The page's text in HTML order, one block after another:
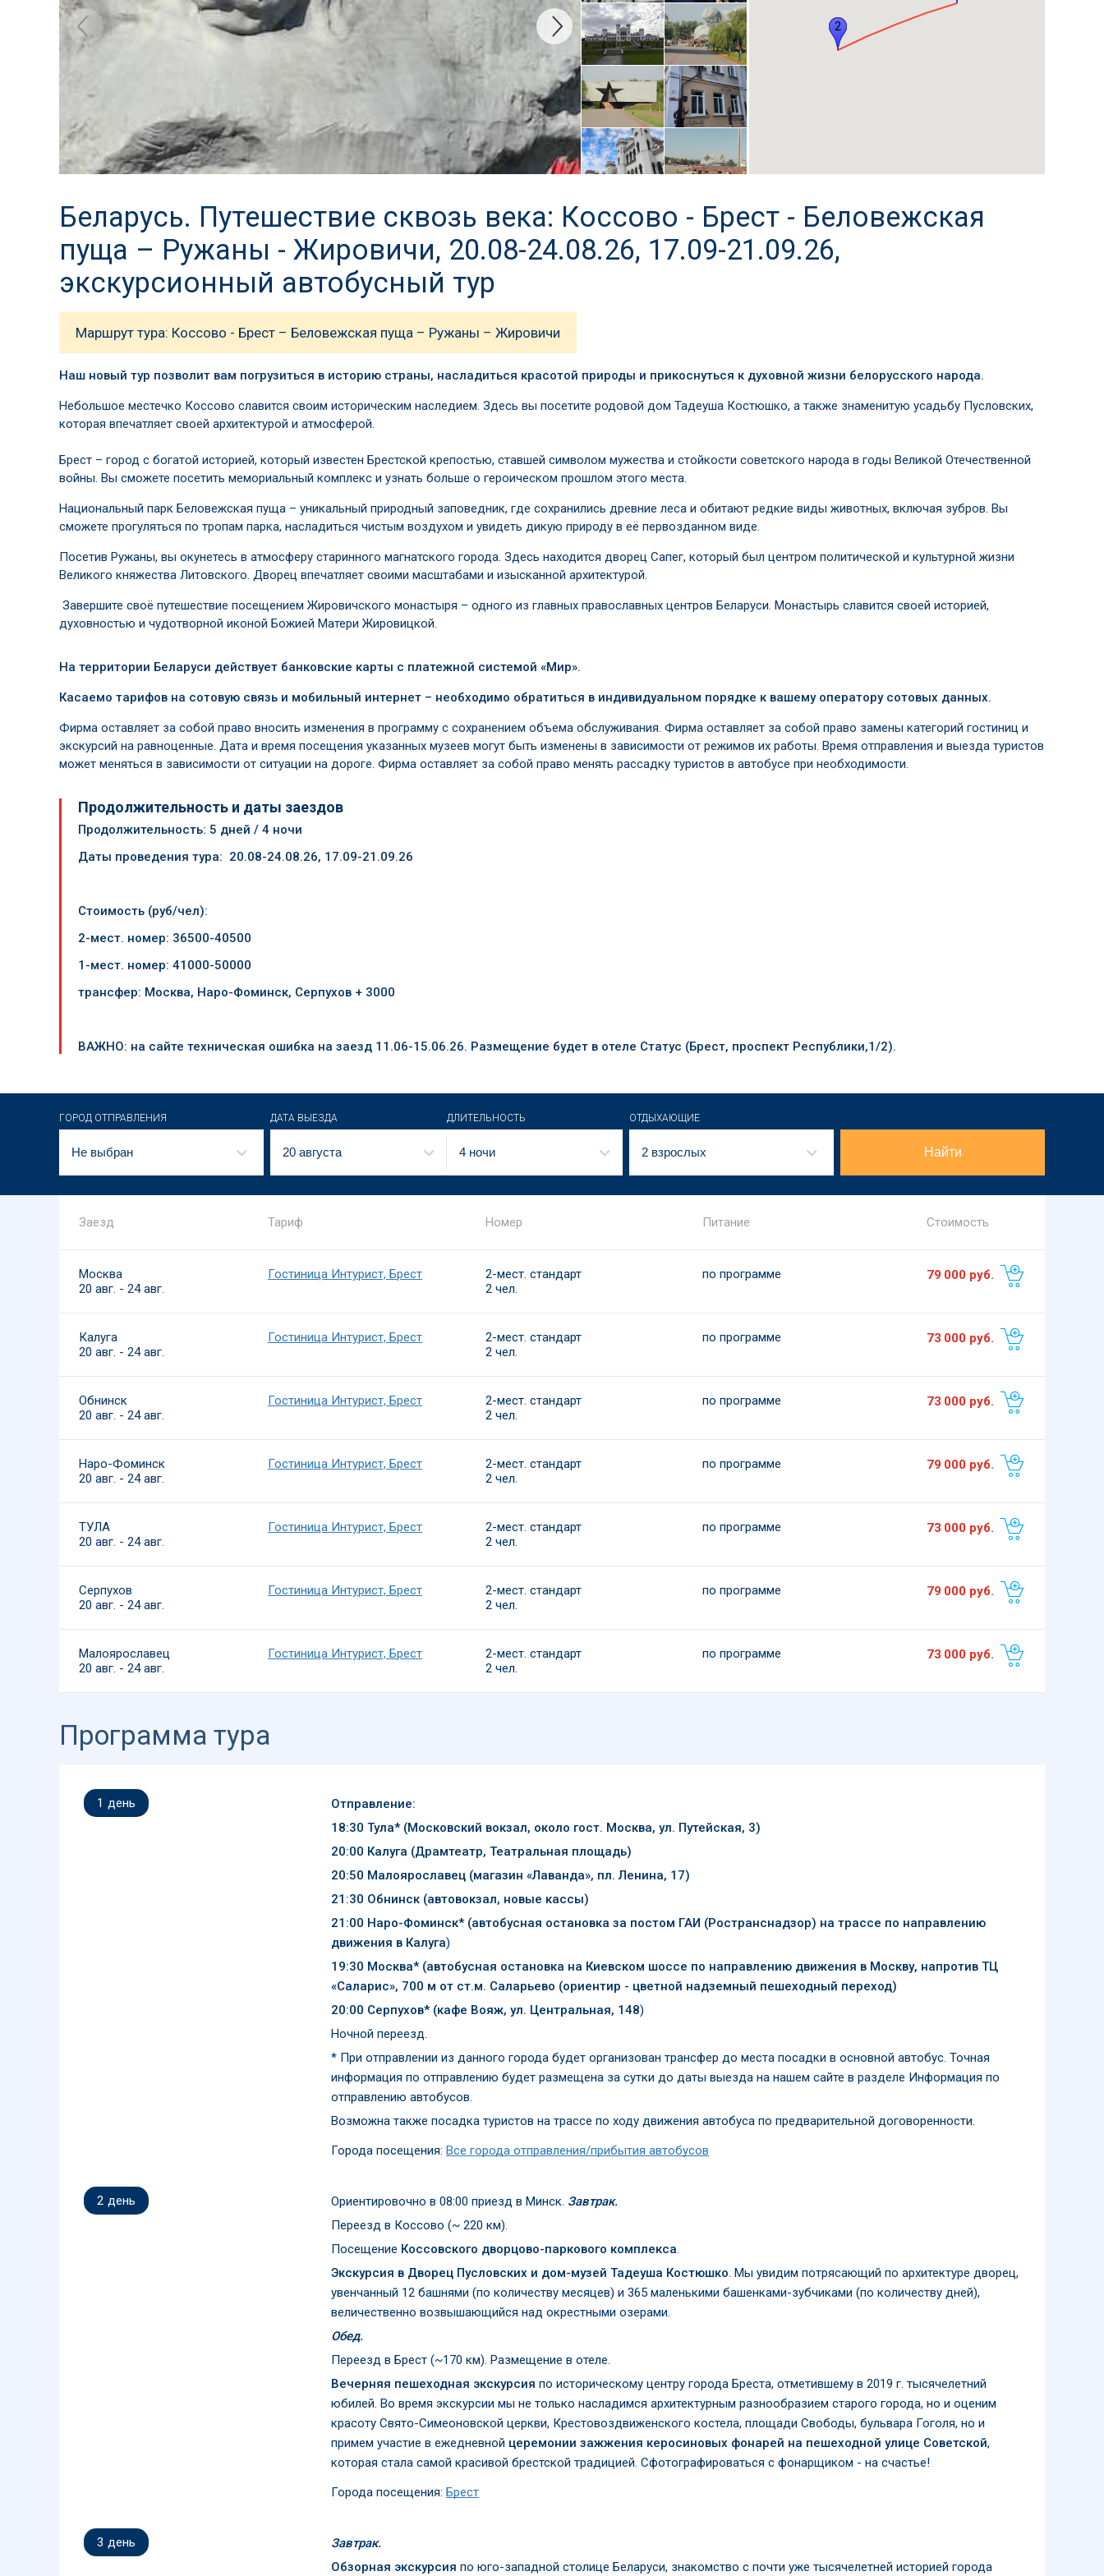
2
3
4
Беларусь. Путешествие сквозь века: Коссово - Брест - Беловежская
пуща – Ружаны - Жировичи, 20.08-24.08.26, 17.09-21.09.26,
экскурсионный автобусный тур
Маршрут тура: Коссово - Брест – Беловежская пуща – Ружаны – Жировичи
Наш новый тур позволит вам погрузиться в историю страны, насладиться красотой природы и прикоснуться к духовной жизни белорусского народа.
Небольшое местечко Коссово славится своим историческим наследием. Здесь вы посетите родовой дом Тадеуша Костюшко, а также знаменитую усадьбу Пусловских,
которая впечатляет своей архитектурой и атмосферой.
Брест – город с богатой историей, который известен Брестской крепостью, ставшей символом мужества и стойкости советского народа в годы Великой Отечественной
войны. Вы сможете посетить мемориальный комплекс и узнать больше о героическом прошлом этого места.
Национальный парк Беловежская пуща – уникальный природный заповедник, где сохранились древние леса и обитают редкие виды животных, включая зубров. Вы
сможете прогуляться по тропам парка, насладиться чистым воздухом и увидеть дикую природу в её первозданном виде.
Посетив Ружаны, вы окунетесь в атмосферу старинного магнатского города. Здесь находится дворец Сапег, который был центром политической и культурной жизни
Великого княжества Литовского. Дворец впечатляет своими масштабами и изысканной архитектурой.
Завершите своё путешествие посещением Жировичского монастыря – одного из главных православных центров Беларуси. Монастырь славится своей историей,
духовностью и чудотворной иконой Божией Матери Жировицкой.
На территории Беларуси действует банковские карты с платежной системой «Мир».
Касаемо тарифов на сотовую связь и мобильный интернет – необходимо обратиться в индивидуальном порядке к вашему оператору сотовых данных.
Фирма оставляет за собой право вносить изменения в программу с сохранением объема обслуживания. Фирма оставляет за собой право замены категорий гостиниц и
экскурсий на равноценные. Дата и время посещения указанных музеев могут быть изменены в зависимости от режимов их работы. Время отправления и выезда туристов
может меняться в зависимости от ситуации на дороге. Фирма оставляет за собой право менять рассадку туристов в автобусе при необходимости.
Продолжительность и даты заездов
Продолжительность: 5 дней / 4 ночи
Даты проведения тура: 20.08-24.08.26, 17.09-21.09.26
Стоимость (руб/чел):
2-мест. номер: 36500-40500
1-мест. номер: 41000-50000
трансфер: Москва, Наро-Фоминск, Серпухов + 3000
ВАЖНО: на сайте техническая ошибка на заезд 11.06-15.06.26. Размещение будет в отеле Статус (Брест, проспект Республики,1/2).
ГОРОД ОТПРАВЛЕНИЯ
Не выбран
ДАТА ВЫЕЗДА
20 августа
ДЛИТЕЛЬНОСТЬ
4 ночи
ОТДЫХАЮЩИЕ
2 взрослых Найти
Заезд Тариф Номер Питание Стоимость
Москва
20 авг. - 24 авг.
Гостиница Интурист, Брест
2-мест. стандарт
2 чел.
по программе 79 000 руб.
Калуга
20 авг. - 24 авг.
Гостиница Интурист, Брест
2-мест. стандарт
2 чел.
по программе 73 000 руб.
Обнинск
20 авг. - 24 авг.
Гостиница Интурист, Брест
2-мест. стандарт
2 чел.
по программе 73 000 руб.
Наро-Фоминск
20 авг. - 24 авг.
Гостиница Интурист, Брест
2-мест. стандарт
2 чел.
по программе 79 000 руб.
ТУЛА
20 авг. - 24 авг.
Гостиница Интурист, Брест
2-мест. стандарт
2 чел.
по программе 73 000 руб.
Серпухов
20 авг. - 24 авг.
Гостиница Интурист, Брест
2-мест. стандарт
2 чел.
по программе 79 000 руб.
Малоярославец
20 авг. - 24 авг.
Гостиница Интурист, Брест
2-мест. стандарт
2 чел.
по программе 73 000 руб.
Программа тура
1 день
Отправление:
18:30 Тула* (Московский вокзал, около гост. Москва, ул. Путейская, 3)
20:00 Калуга (Драмтеатр, Театральная площадь)
20:50 Малоярославец (магазин «Лаванда», пл. Ленина, 17)
21:30 Обнинск (автовокзал, новые кассы)
21:00 Наро-Фоминск* (автобусная остановка за постом ГАИ (Ространснадзор) на трассе по направлению
движения в Калуга)
19:30 Москва* (автобусная остановка на Киевском шоссе по направлению движения в Москву, напротив ТЦ
«Саларис», 700 м от ст.м. Саларьево (ориентир - цветной надземный пешеходный переход)
20:00 Серпухов* (кафе Вояж, ул. Центральная, 148)
Ночной переезд.
* При отправлении из данного города будет организован трансфер до места посадки в основной автобус. Точная
информация по отправлению будет размещена за сутки до даты выезда на нашем сайте в разделе Информация по
отправлению автобусов.
Возможна также посадка туристов на трассе по ходу движения автобуса по предварительной договоренности.
Города посещения: Все города отправления/прибытия автобусов
2 день Ориентировочно в 08:00 приезд в Минск. Завтрак.
Переезд в Коссово (~ 220 км).
Посещение Коссовского дворцово-паркового комплекса.
Экскурсия в Дворец Пусловских и дом-музей Тадеуша Костюшко. Мы увидим потрясающий по архитектуре дворец,
увенчанный 12 башнями (по количеству месяцев) и 365 маленькими башенками-зубчиками (по количеству дней),
величественно возвышающийся над окрестными озерами.
Обед.
Переезд в Брест (~170 км). Размещение в отеле.
Вечерняя пешеходная экскурсия по историческому центру города Бреста, отметившему в 2019 г. тысячелетний
юбилей. Во время экскурсии мы не только насладимся архитектурным разнообразием старого города, но и оценим
красоту Свято-Симеоновской церкви, Крестовоздвиженского костела, площади Свободы, бульвара Гоголя, но и
примем участие в ежедневной церемонии зажжения керосиновых фонарей на пешеходной улице Советской,
которая стала самой красивой брестской традицией. Сфотографироваться с фонарщиком - на счастье!
Города посещения: Брест
3 день
Завтрак.
Обзорная экскурсия по юго-западной столице Беларуси, знакомство с почти уже тысячелетней историей города